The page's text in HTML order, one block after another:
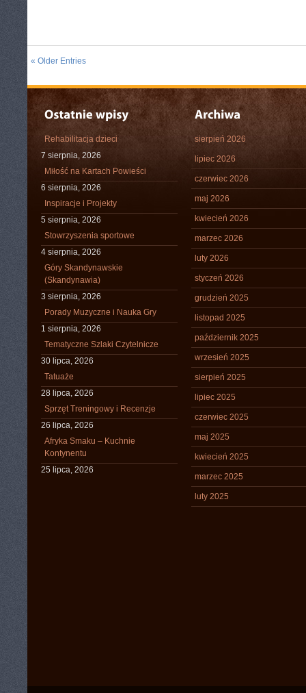
« Older Entries
Rehabilitacja dzieci
7 sierpnia, 2026
Miłość na Kartach Powieści
6 sierpnia, 2026
Inspiracje i Projekty
5 sierpnia, 2026
Stowrzyszenia sportowe
4 sierpnia, 2026
Góry Skandynawskie
(Skandynawia)
3 sierpnia, 2026
Porady Muzyczne i Nauka Gry
1 sierpnia, 2026
Tematyczne Szlaki Czytelnicze
30 lipca, 2026
Tatuaże
28 lipca, 2026
Sprzęt Treningowy i Recenzje
26 lipca, 2026
Afryka Smaku – Kuchnie
Kontynentu
25 lipca, 2026
sierpień 2026
lipiec 2026
czerwiec 2026
maj 2026
kwiecień 2026
marzec 2026
luty 2026
styczeń 2026
grudzień 2025
listopad 2025
październik 2025
wrzesień 2025
sierpień 2025
lipiec 2025
czerwiec 2025
maj 2025
kwiecień 2025
marzec 2025
luty 2025